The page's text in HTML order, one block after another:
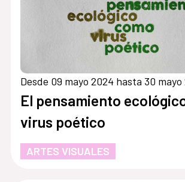
Desde 09 mayo 2024 hasta 30
El pensamiento
virus poético
ARTES VISUALES